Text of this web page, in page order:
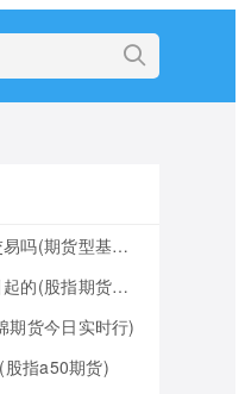
型基金风险大吗)
期货产生的原因)
期货今日实时行)
指a50期货)